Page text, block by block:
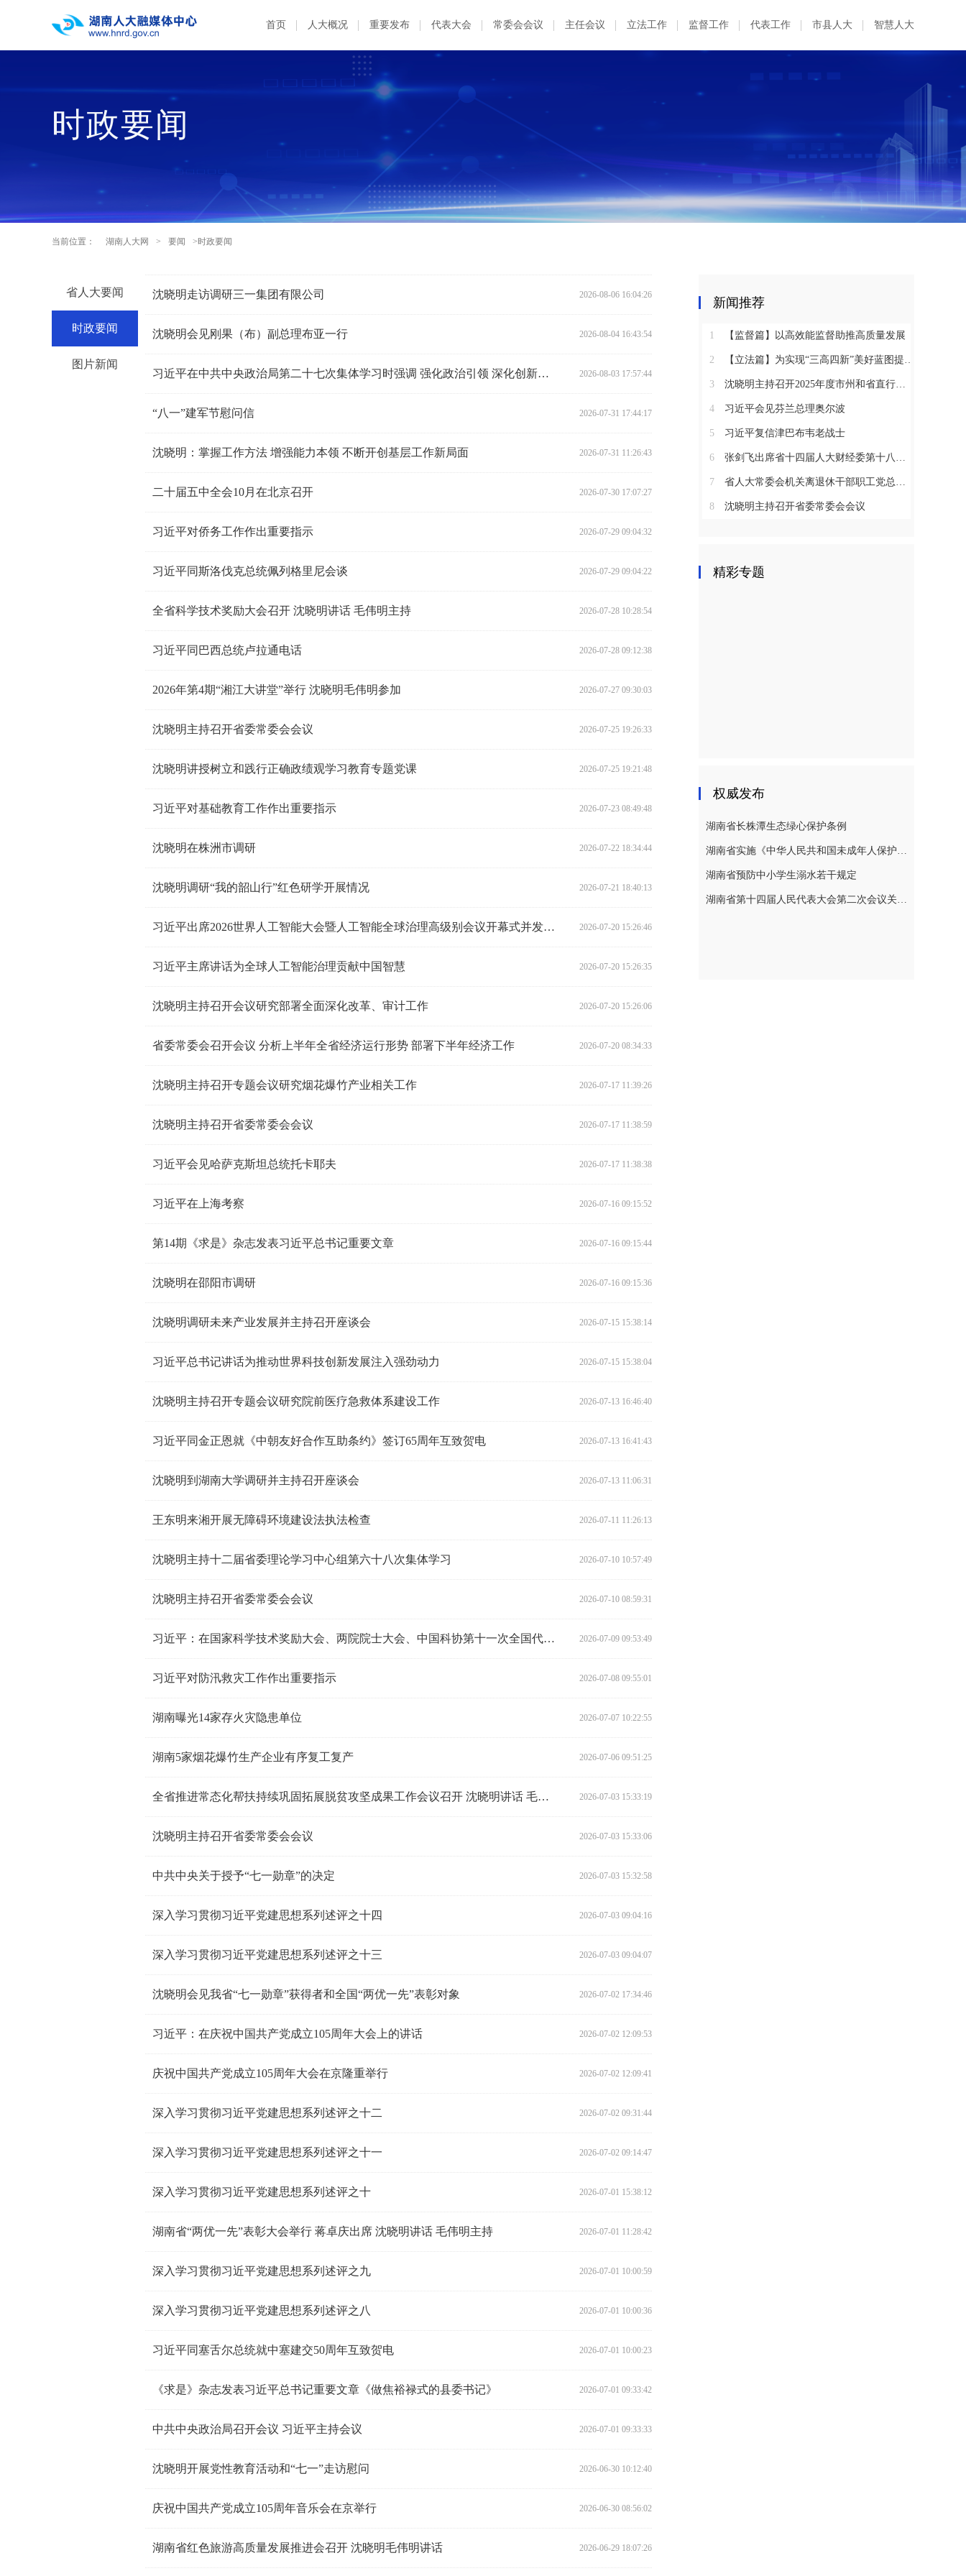
首页 人大概况 重要发布 代表大会 常委会会议 主任会议 立法工作 监督工作 代表工作 市县人大 智慧人大
时政要闻
当前位置： 湖南人大网 > 要闻 >时政要闻
省人大要闻
时政要闻
图片新闻
沈晓明走访调研三一集团有限公司 2026-08-06 16:04:26
沈晓明会见刚果（布）副总理布亚一行 2026-08-04 16:43:54
习近平在中共中央政治局第二十七次集体学习时强调 强化政治引领 深化创新发展 高质量推进国防和军队现代化 2026-08-03 17:57:44
“八一”建军节慰问信 2026-07-31 17:44:17
沈晓明：掌握工作方法 增强能力本领 不断开创基层工作新局面 2026-07-31 11:26:43
二十届五中全会10月在北京召开 2026-07-30 17:07:27
习近平对侨务工作作出重要指示 2026-07-29 09:04:32
习近平同斯洛伐克总统佩列格里尼会谈 2026-07-29 09:04:22
全省科学技术奖励大会召开 沈晓明讲话 毛伟明主持 2026-07-28 10:28:54
习近平同巴西总统卢拉通电话 2026-07-28 09:12:38
2026年第4期“湘江大讲堂”举行 沈晓明毛伟明参加 2026-07-27 09:30:03
沈晓明主持召开省委常委会会议 2026-07-25 19:26:33
沈晓明讲授树立和践行正确政绩观学习教育专题党课 2026-07-25 19:21:48
习近平对基础教育工作作出重要指示 2026-07-23 08:49:48
沈晓明在株洲市调研 2026-07-22 18:34:44
沈晓明调研“我的韶山行”红色研学开展情况 2026-07-21 18:40:13
习近平出席2026世界人工智能大会暨人工智能全球治理高级别会议开幕式并发表主旨讲话 2026-07-20 15:26:46
习近平主席讲话为全球人工智能治理贡献中国智慧 2026-07-20 15:26:35
沈晓明主持召开会议研究部署全面深化改革、审计工作 2026-07-20 15:26:06
省委常委会召开会议 分析上半年全省经济运行形势 部署下半年经济工作 2026-07-20 08:34:33
沈晓明主持召开专题会议研究烟花爆竹产业相关工作 2026-07-17 11:39:26
沈晓明主持召开省委常委会会议 2026-07-17 11:38:59
习近平会见哈萨克斯坦总统托卡耶夫 2026-07-17 11:38:38
习近平在上海考察 2026-07-16 09:15:52
第14期《求是》杂志发表习近平总书记重要文章 2026-07-16 09:15:44
沈晓明在邵阳市调研 2026-07-16 09:15:36
沈晓明调研未来产业发展并主持召开座谈会 2026-07-15 15:38:14
习近平总书记讲话为推动世界科技创新发展注入强劲动力 2026-07-15 15:38:04
沈晓明主持召开专题会议研究院前医疗急救体系建设工作 2026-07-13 16:46:40
习近平同金正恩就《中朝友好合作互助条约》签订65周年互致贺电 2026-07-13 16:41:43
沈晓明到湖南大学调研并主持召开座谈会 2026-07-13 11:06:31
王东明来湘开展无障碍环境建设法执法检查 2026-07-11 11:26:13
沈晓明主持十二届省委理论学习中心组第六十八次集体学习 2026-07-10 10:57:49
沈晓明主持召开省委常委会会议 2026-07-10 08:59:31
习近平：在国家科学技术奖励大会、两院院士大会、中国科协第十一次全国代表大会上的讲话 2026-07-09 09:53:49
习近平对防汛救灾工作作出重要指示 2026-07-08 09:55:01
湖南曝光14家存火灾隐患单位 2026-07-07 10:22:55
湖南5家烟花爆竹生产企业有序复工复产 2026-07-06 09:51:25
全省推进常态化帮扶持续巩固拓展脱贫攻坚成果工作会议召开 沈晓明讲话 毛伟明主持 2026-07-03 15:33:19
沈晓明主持召开省委常委会会议 2026-07-03 15:33:06
中共中央关于授予“七一勋章”的决定 2026-07-03 15:32:58
深入学习贯彻习近平党建思想系列述评之十四 2026-07-03 09:04:16
深入学习贯彻习近平党建思想系列述评之十三 2026-07-03 09:04:07
沈晓明会见我省“七一勋章”获得者和全国“两优一先”表彰对象 2026-07-02 17:34:46
习近平：在庆祝中国共产党成立105周年大会上的讲话 2026-07-02 12:09:53
庆祝中国共产党成立105周年大会在京隆重举行 2026-07-02 12:09:41
深入学习贯彻习近平党建思想系列述评之十二 2026-07-02 09:31:44
深入学习贯彻习近平党建思想系列述评之十一 2026-07-02 09:14:47
深入学习贯彻习近平党建思想系列述评之十 2026-07-01 15:38:12
湖南省“两优一先”表彰大会举行 蒋卓庆出席 沈晓明讲话 毛伟明主持 2026-07-01 11:28:42
深入学习贯彻习近平党建思想系列述评之九 2026-07-01 10:00:59
深入学习贯彻习近平党建思想系列述评之八 2026-07-01 10:00:36
习近平同塞舌尔总统就中塞建交50周年互致贺电 2026-07-01 10:00:23
《求是》杂志发表习近平总书记重要文章《做焦裕禄式的县委书记》 2026-07-01 09:33:42
中共中央政治局召开会议 习近平主持会议 2026-07-01 09:33:33
沈晓明开展党性教育活动和“七一”走访慰问 2026-06-30 10:12:40
庆祝中国共产党成立105周年音乐会在京举行 2026-06-30 08:56:02
湖南省红色旅游高质量发展推进会召开 沈晓明毛伟明讲话 2026-06-29 18:07:26
新闻推荐
1 【监督篇】以高效能监督助推高质量发展
2 【立法篇】为实现“三高四新”美好蓝图提供坚实法治保障
3 沈晓明主持召开2025年度市州和省直行业系统党（工）委书记抓基层党建工作述职评议会议
4 习近平会见芬兰总理奥尔波
5 习近平复信津巴布韦老战士
6 张剑飞出席省十四届人大财经委第十八次全体会议
7 省人大常委会机关离退休干部职工党总支召开2025年度总结表彰大会
8 沈晓明主持召开省委常委会会议
精彩专题
权威发布
湖南省长株潭生态绿心保护条例
湖南省实施《中华人民共和国未成年人保护法》若干规定
湖南省预防中小学生溺水若干规定
湖南省第十四届人民代表大会第二次会议关于湖南省人民代表大会常务委员会工作报告的决议